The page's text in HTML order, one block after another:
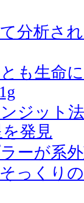
分析さ
も生命
ンジット
発見
ーが系
っくり